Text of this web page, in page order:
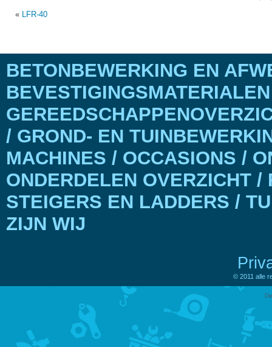
« LFR-40
BETONBEWERKING EN
/ GROND- EN
MACHINES / OCCASIONS /
ONDERDELEN OVERZICHT
STEIGERS EN LADDERS /
ZIJN WIJ
© 2011 alle